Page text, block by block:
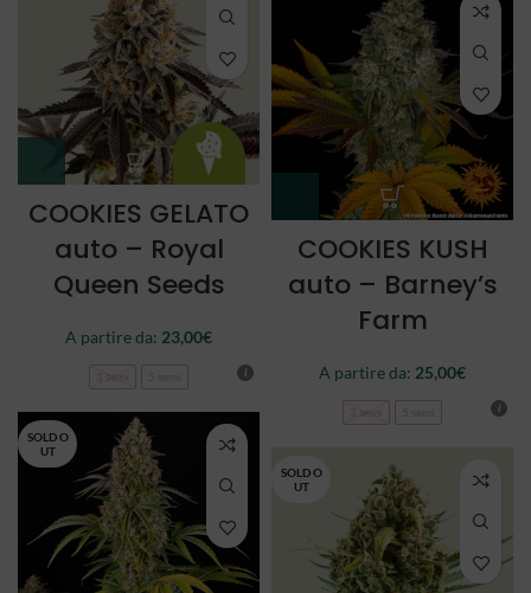
COOKIES GELATO
auto – Royal
Queen Seeds
A partire da: 23,00€
3 semi
COOKIES KUSH
auto – Barney’s
Farm
A partire da: 25,00€
3 semi
SOLD O
UT
SOLD O
UT